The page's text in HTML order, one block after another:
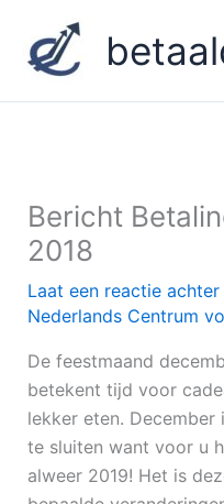
naar
inhoud
Bericht
2018
Laat een reactie achter
Nederlands Centrum
De feestmaand
betekent tijd voor
lekker eten.
te sluiten want voor u
alweer 2019! Het is